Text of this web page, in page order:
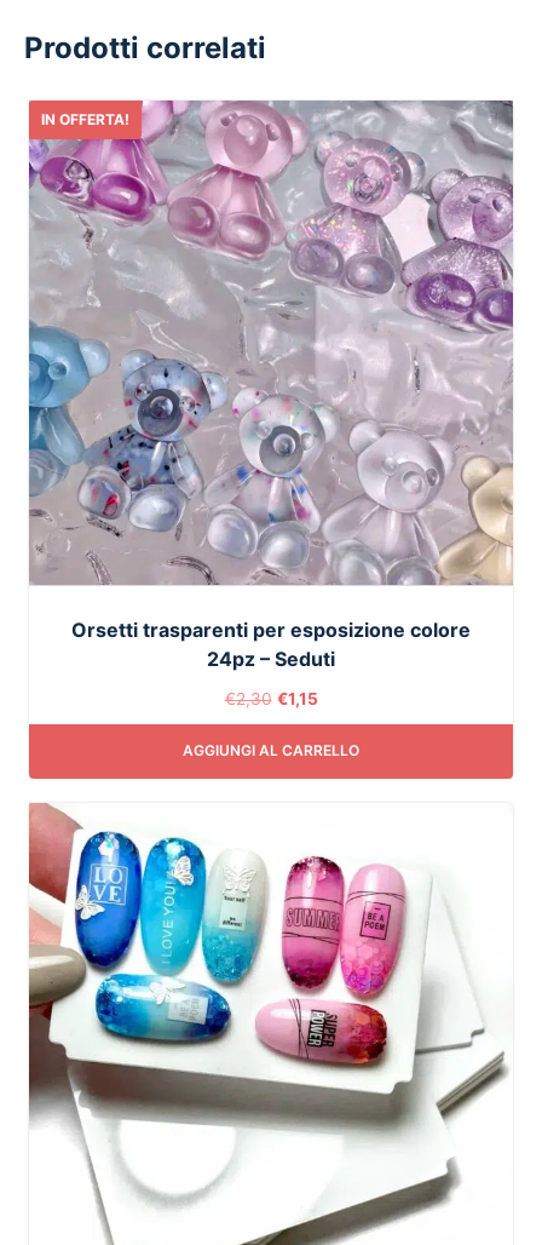
Prodotti correlati
IN OFFERTA!
Orsetti trasparenti per esposizione colore
24pz – Seduti
€2,30 €1,15
AGGIUNGI AL CARRELLO